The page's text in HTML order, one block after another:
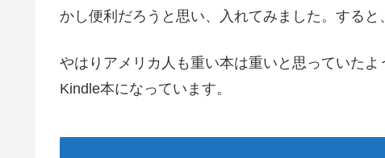
かし便利だろうと思い、入れてみました。する
やはりアメリカ人も重い本は重いと思っていた
Kindle本になっています。